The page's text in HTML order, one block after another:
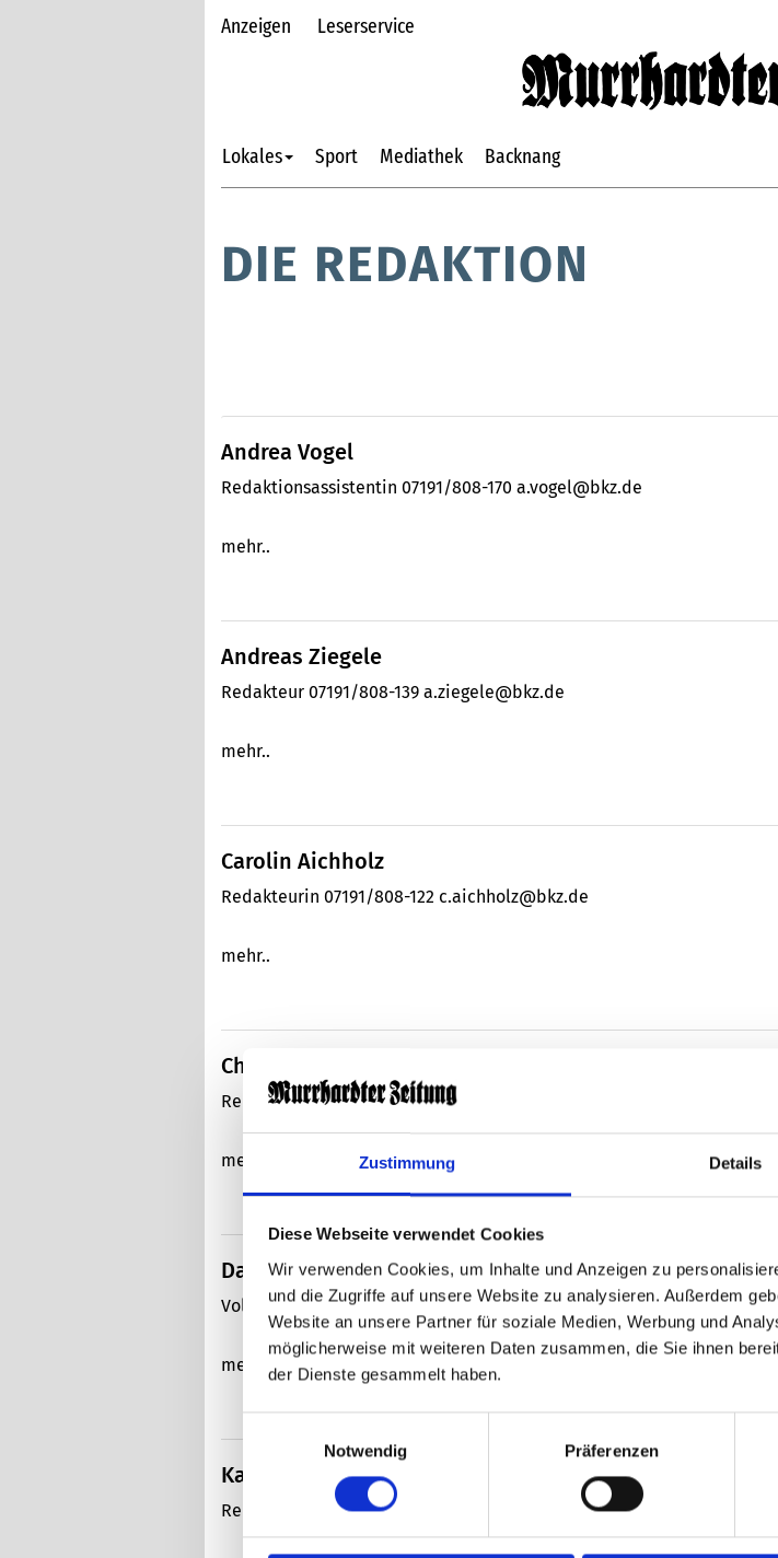
Zustimmung Details
Diese Webseite verwendet Cookies
Wir verwenden Cookies, um Inhalte und Anzeigen zu
und die Zugriffe auf unsere Website zu analysieren. Außerdem
Website an unsere Partner für soziale Medien, Werbung und
möglicherweise mit weiteren Daten zusammen, die Sie ihnen
der Dienste gesammelt haben.
Notwendig
Präferenzen
Anzeigen Leserservice
Lokales Sport Mediathek Backnang
DIE REDAKTION
Andrea Vogel
Redaktionsassistentin 07191/808-170 a.vogel@bkz.de
mehr..
Andreas Ziegele
Redakteur 07191/808-139 a.ziegele@bkz.de
mehr..
Carolin Aichholz
Redakteurin 07191/808-122 c.aichholz@bkz.de
mehr..
Christine Schick
Redakteurin 07192/929020 c.schick@bkz.de
mehr..
Daniela Wahl
Volontärin 07191/808-132 d.wahl@bkz.de
mehr..
Kai Wieland
Redakteur 07191/808-153 k.wieland@bkz.de